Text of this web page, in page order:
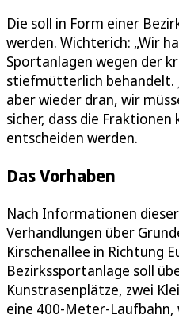
Die soll in Form einer
werden. Wichterich: „Wir
Sportanlagen wegen der
stiefmütterlich behandelt.
aber wieder dran, wir
sicher, dass die
entscheiden werden.
Das Vorhaben
Nach Informationen
Verhandlungen über
Kirschenallee in Richtung
Bezirkssportanlage soll
Kunstrasenplätze, zwei
eine 400-Meter-